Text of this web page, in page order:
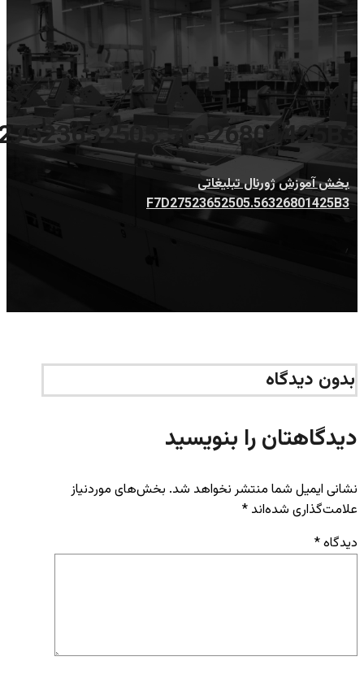
بخش آموزشژورنال تبلیغاتی
F7D27523652505.56326801425B3
بدون دیدگاه
دیدگاهتان را بنویسید
نشانی ایمیل شما منتشر نخواهد شد. بخش‌های موردنیاز
علامت‌گذاری شده‌اند *
دیدگاه*